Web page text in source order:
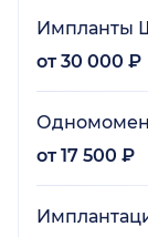
Импланты
от 30 000 ₽
от 17 500 ₽